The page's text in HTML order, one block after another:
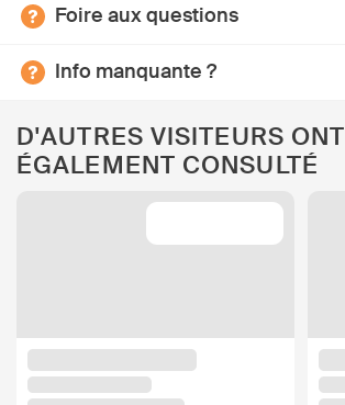
Foire aux questions
Info manquante ?
D'AUTRES VISITEURS ONT
ÉGALEMENT CONSULTÉ